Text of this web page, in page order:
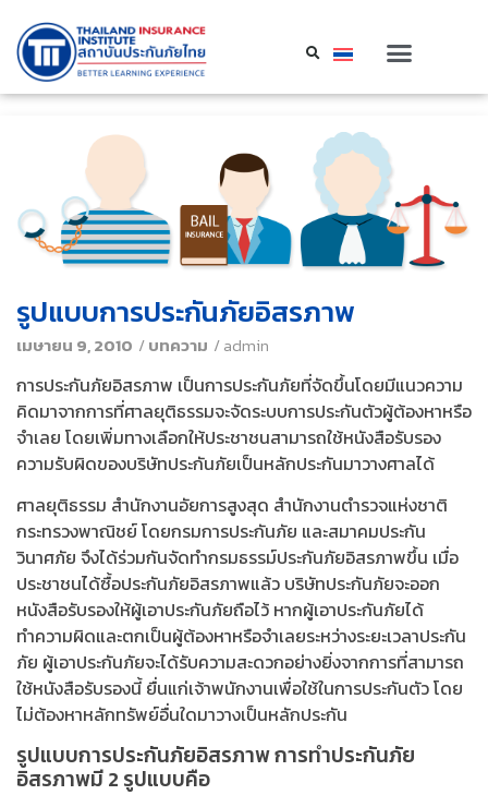
รูปแบบการประกันภัยอิสรภาพ
เมษายน 9, 2010 /บทความ /admin
การประกันภัยอิสรภาพ เป็นการประกันภัยที่จัดขึ้นโดยมีแนวความ
คิดมาจากการที่ศาลยุติธรรมจะจัดระบบการประกันตัวผู้ต้องหาหรือ
จำเลย โดยเพิ่มทางเลือกให้ประชาชนสามารถใช้หนังสือรับรอง
ความรับผิดของบริษัทประกันภัยเป็นหลักประกันมาวางศาลได้
ศาลยุติธรรม สำนักงานอัยการสูงสุด สำนักงานตำรวจแห่งชาติ
กระทรวงพาณิชย์ โดยกรมการประกันภัย และสมาคมประกัน
วินาศภัย จึงได้ร่วมกันจัดทำกรมธรรม์ประกันภัยอิสรภาพขึ้น เมื่อ
ประชาชนได้ซื้อประกันภัยอิสรภาพแล้ว บริษัทประกันภัยจะออก
หนังสือรับรองให้ผู้เอาประกันภัยถือไว้ หากผู้เอาประกันภัยได้
ทำความผิดและตกเป็นผู้ต้องหาหรือจำเลยระหว่างระยะเวลาประกัน
ภัย ผู้เอาประกันภัยจะได้รับความสะดวกอย่างยิ่งจากการที่สามารถ
ใช้หนังสือรับรองนี้ ยื่นแก่เจ้าพนักงานเพื่อใช้ในการประกันตัว โดย
ไม่ต้องหาหลักทรัพย์อื่นใดมาวางเป็นหลักประกัน
รูปแบบการประกันภัยอิสรภาพ การทำประกันภัย
อิสรภาพมี 2 รูปแบบคือ